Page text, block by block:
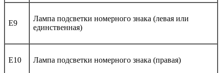
E9
Лампа подсветки номерного знака (левая или
единственная)
E10 Лампа подсветки номерного знака (правая)